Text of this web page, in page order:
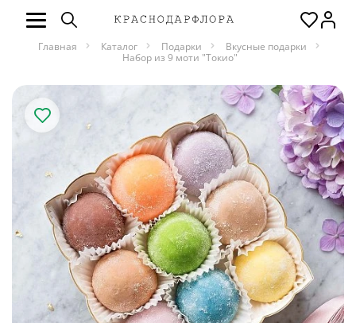
Главная Каталог Подарки
Вкусные подарки
Набор из 9 моти "Токио"